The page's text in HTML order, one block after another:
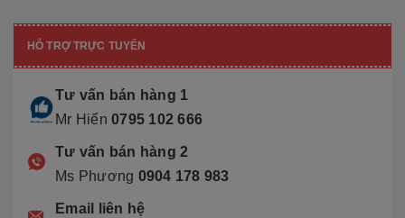
HỖ TRỢ TRỰC TUYẾN
Tư vấn bán hàng 1
Mr Hiển 0795 102 666
Tư vấn bán hàng 2
Ms Phương 0904 178 983
Email liên hệ